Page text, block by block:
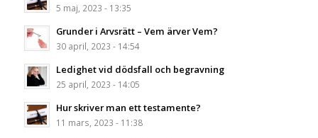
5 maj, 2023 - 13:35
Grunder i Arvsrätt – Vem ärver Vem?
30 april, 2023 - 14:54
Ledighet vid dödsfall och begravning
25 april, 2023 - 14:05
Hur skriver man ett testamente?
11 mars, 2023 - 11:38